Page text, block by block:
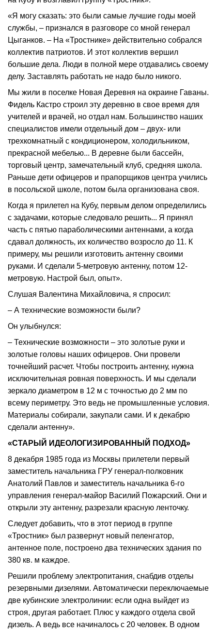
«Я могу сказать: это были самые лучшие годы моей
службы, – признался в разговоре со мной генерал
Цыганков. – На «Тростнике» действительно собрался
коллектив патриотов. И этот коллектив вершил
большие дела. Люди в полной мере отдавались своему
делу. Заставлять работать не надо было никого.
Мы жили в поселке Новая Деревня на окраине Гаваны.
Фидель Кастро строил эту деревню в свое время для
учителей и врачей, но отдал нам. Большинство наших
специалистов имели отдельный дом – двух- или
трехкомнатный с кондиционером, холодильником,
прекрасной мебелью... В деревне были бассейн,
торговый центр, замечательный клуб, средняя школа.
Раньше дети офицеров и прапорщиков центра учились
в посольской школе, потом была организована своя.
Когда я прилетел на Кубу, первым делом определились
с задачами, которые следовало решить... Я принял
часть с пятью параболическими антеннами, а когда
сдавал должность, их количество возросло до 11. К
примеру, мы решили изготовить антенну своими
руками. И сделали 5-метровую антенну, потом 12-
метровую. Настрой был, опыт».
Слушая Валентина Михайловича, я спросил:
– А технические возможности были?
Он улыбнулся:
– Технические возможности – это золотые руки и
золотые головы наших офицеров. Они провели
точнейший расчет. Чтобы построить антенну, нужна
исключительная ровная поверхность. И мы сделали
зеркало диаметром в 12 м с точностью до 2 мм по
всему периметру. Это ведь не промышленные условия.
Материалы собирали, закупали сами. И к декабрю
сделали антенну».
«СТАРЫЙ ИДЕОЛОГИЗИРОВАННЫЙ ПОДХОД»
8 декабря 1985 года из Москвы прилетели первый
заместитель начальника ГРУ генерал-полковник
Анатолий Павлов и заместитель начальника 6-го
управления генерал-майор Василий Пожарский. Они и
открыли эту антенну, разрезали красную ленточку.
Следует добавить, что в этот период в группе
«Тростник» был развернут новый пеленгатор,
антенное поле, построено два технических здания по
380 кв. м каждое.
Решили проблему электропитания, снабдив отделы
резервными дизелями. Автоматически переключаемые
две кубинские электролинии: если одна выйдет из
строя, другая работает. Плюс у каждого отдела свой
дизель. А ведь все начиналось с 20 человек. В одном